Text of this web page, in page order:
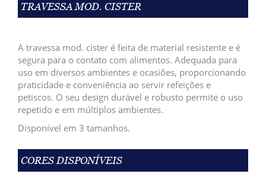
TRAVESSA MOD. CISTER
A travessa mod. cister é feita de material resistente e é
segura para o contato com alimentos. Adequada para
uso em diversos ambientes e ocasiões, proporcionando
praticidade e conveniência ao servir refeições e
petiscos. O seu design durável e robusto permite o uso
repetido e em múltiplos ambientes.
Disponível em 3 tamanhos.
CORES DISPONÍVEIS